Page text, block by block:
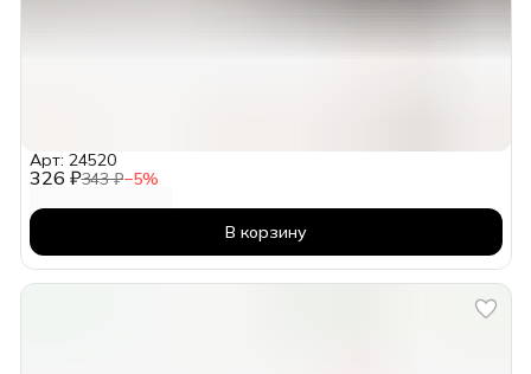
326 ₽343 ₽−5%
Арт: 24520
В корзину